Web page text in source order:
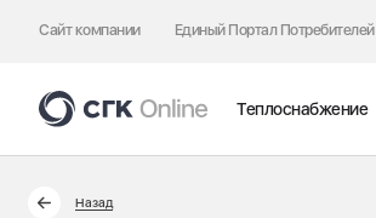
Сайт компании Единый Портал Потребителей
Теплоснабжение
Назад